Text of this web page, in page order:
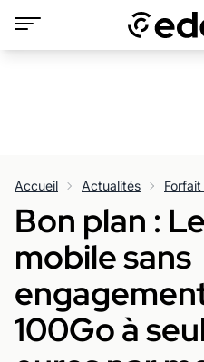
Accueil Actualités
Bon plan :
mobile sans
100Go à